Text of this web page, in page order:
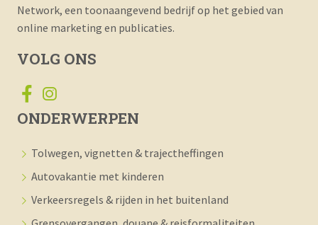
Network, een toonaangevend bedrijf op het gebied van
online marketing en publicaties.
VOLG ONS
ONDERWERPEN
Tolwegen, vignetten & trajectheffingen
Autovakantie met kinderen
Verkeersregels & rijden in het buitenland